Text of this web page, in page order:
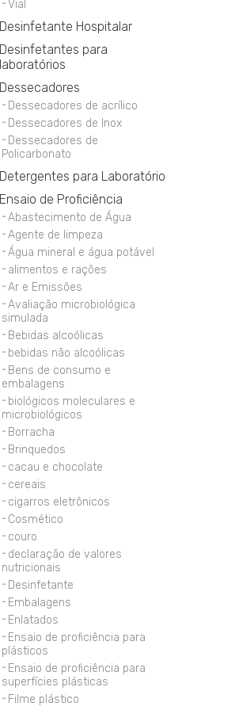
Vial
Desinfetante Hospitalar
Desinfetantes para
laboratórios
Dessecadores
Dessecadores de acrílico
Dessecadores de Inox
Dessecadores de
Policarbonato
Detergentes para Laboratório
Ensaio de Proficiência
Abastecimento de Água
Agente de limpeza
Água mineral e água potável
alimentos e rações
Ar e Emissões
Avaliação microbiológica
simulada
Bebidas alcoólicas
bebidas não alcoólicas
Bens de consumo e
embalagens
biológicos moleculares e
microbiológicos
Borracha
Brinquedos
cacau e chocolate
cereais
cigarros eletrônicos
Cosmético
couro
declaração de valores
nutricionais
Desinfetante
Embalagens
Enlatados
Ensaio de proficiência para
plásticos
Ensaio de proficiência para
superfícies plásticas
Filme plástico